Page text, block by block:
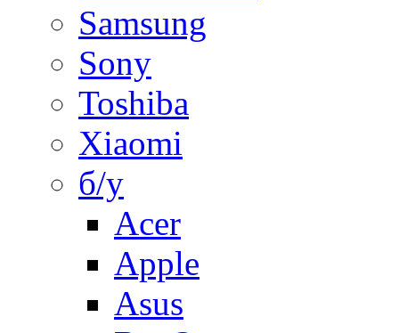
Samsung
Sony
Toshiba
Xiaomi
б/у
Acer
Apple
Asus